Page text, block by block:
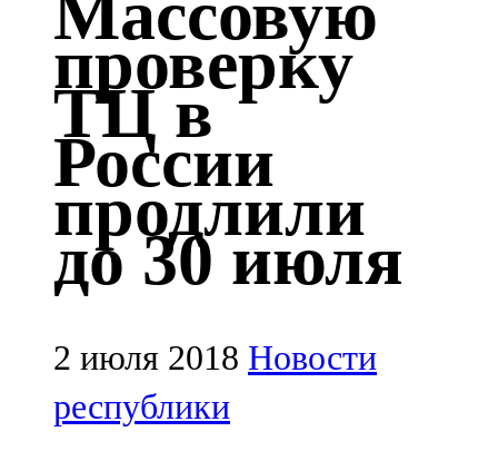
105,2 FM
Казан
91,5 FM
Кайбыч
106,1 FM
Кама тамагы
71,51 FM
Кукмара
107,9 FM
проверку
ТЦ в
России
продлили
до 30 июля
2 июля 2018 Новости
республики